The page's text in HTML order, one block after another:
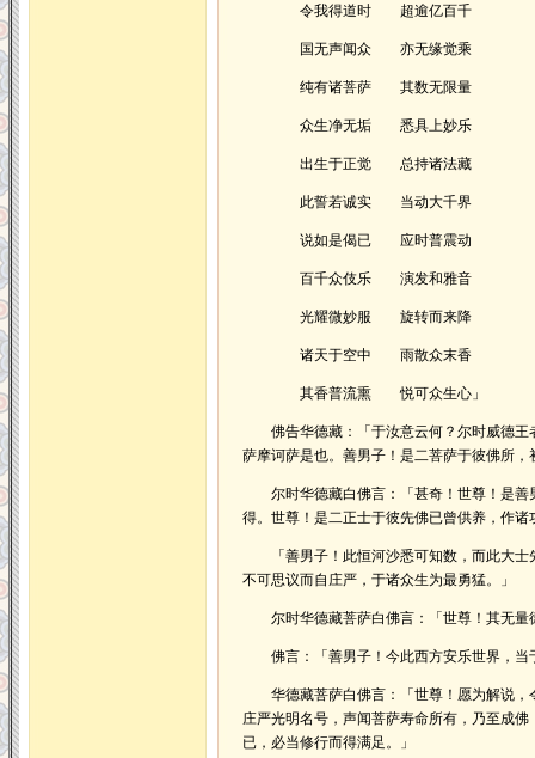
令我得道时 超逾亿百千
国无声闻众 亦无缘觉乘
纯有诸菩萨 其数无限量
众生净无垢 悉具上妙乐
出生于正觉 总持诸法藏
此誓若诚实 当动大千界
说如是偈已 应时普震动
百千众伎乐 演发和雅音
光耀微妙服 旋转而来降
诸天于空中 雨散众末香
其香普流熏 悦可众生心」
佛告华德藏：「于汝意云何？尔时威德王
萨摩诃萨是也。善男子！是二菩萨于彼佛所
尔时华德藏白佛言：「甚奇！世尊！是善
得。世尊！是二正士于彼先佛已曾供养，作诸
「善男子！此恒河沙悉可知数，而此大士
不可思议而自庄严，于诸众生为最勇猛。」
尔时华德藏菩萨白佛言：「世尊！其无量
佛言：「善男子！今此西方安乐世界，当
华德藏菩萨白佛言：「世尊！愿为解说，
庄严光明名号，声闻菩萨寿命所有，乃至成
已，必当修行而得满足。」